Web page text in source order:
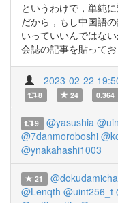
というわけで，単純
だから，もし中国語
いっていいんではな
会誌の記事を貼って
2023-02-22
8 24 0.364
9 @yasushia
@7danmoroboshi
@ynakahashi1003
21
@Lenqth @uint256_t